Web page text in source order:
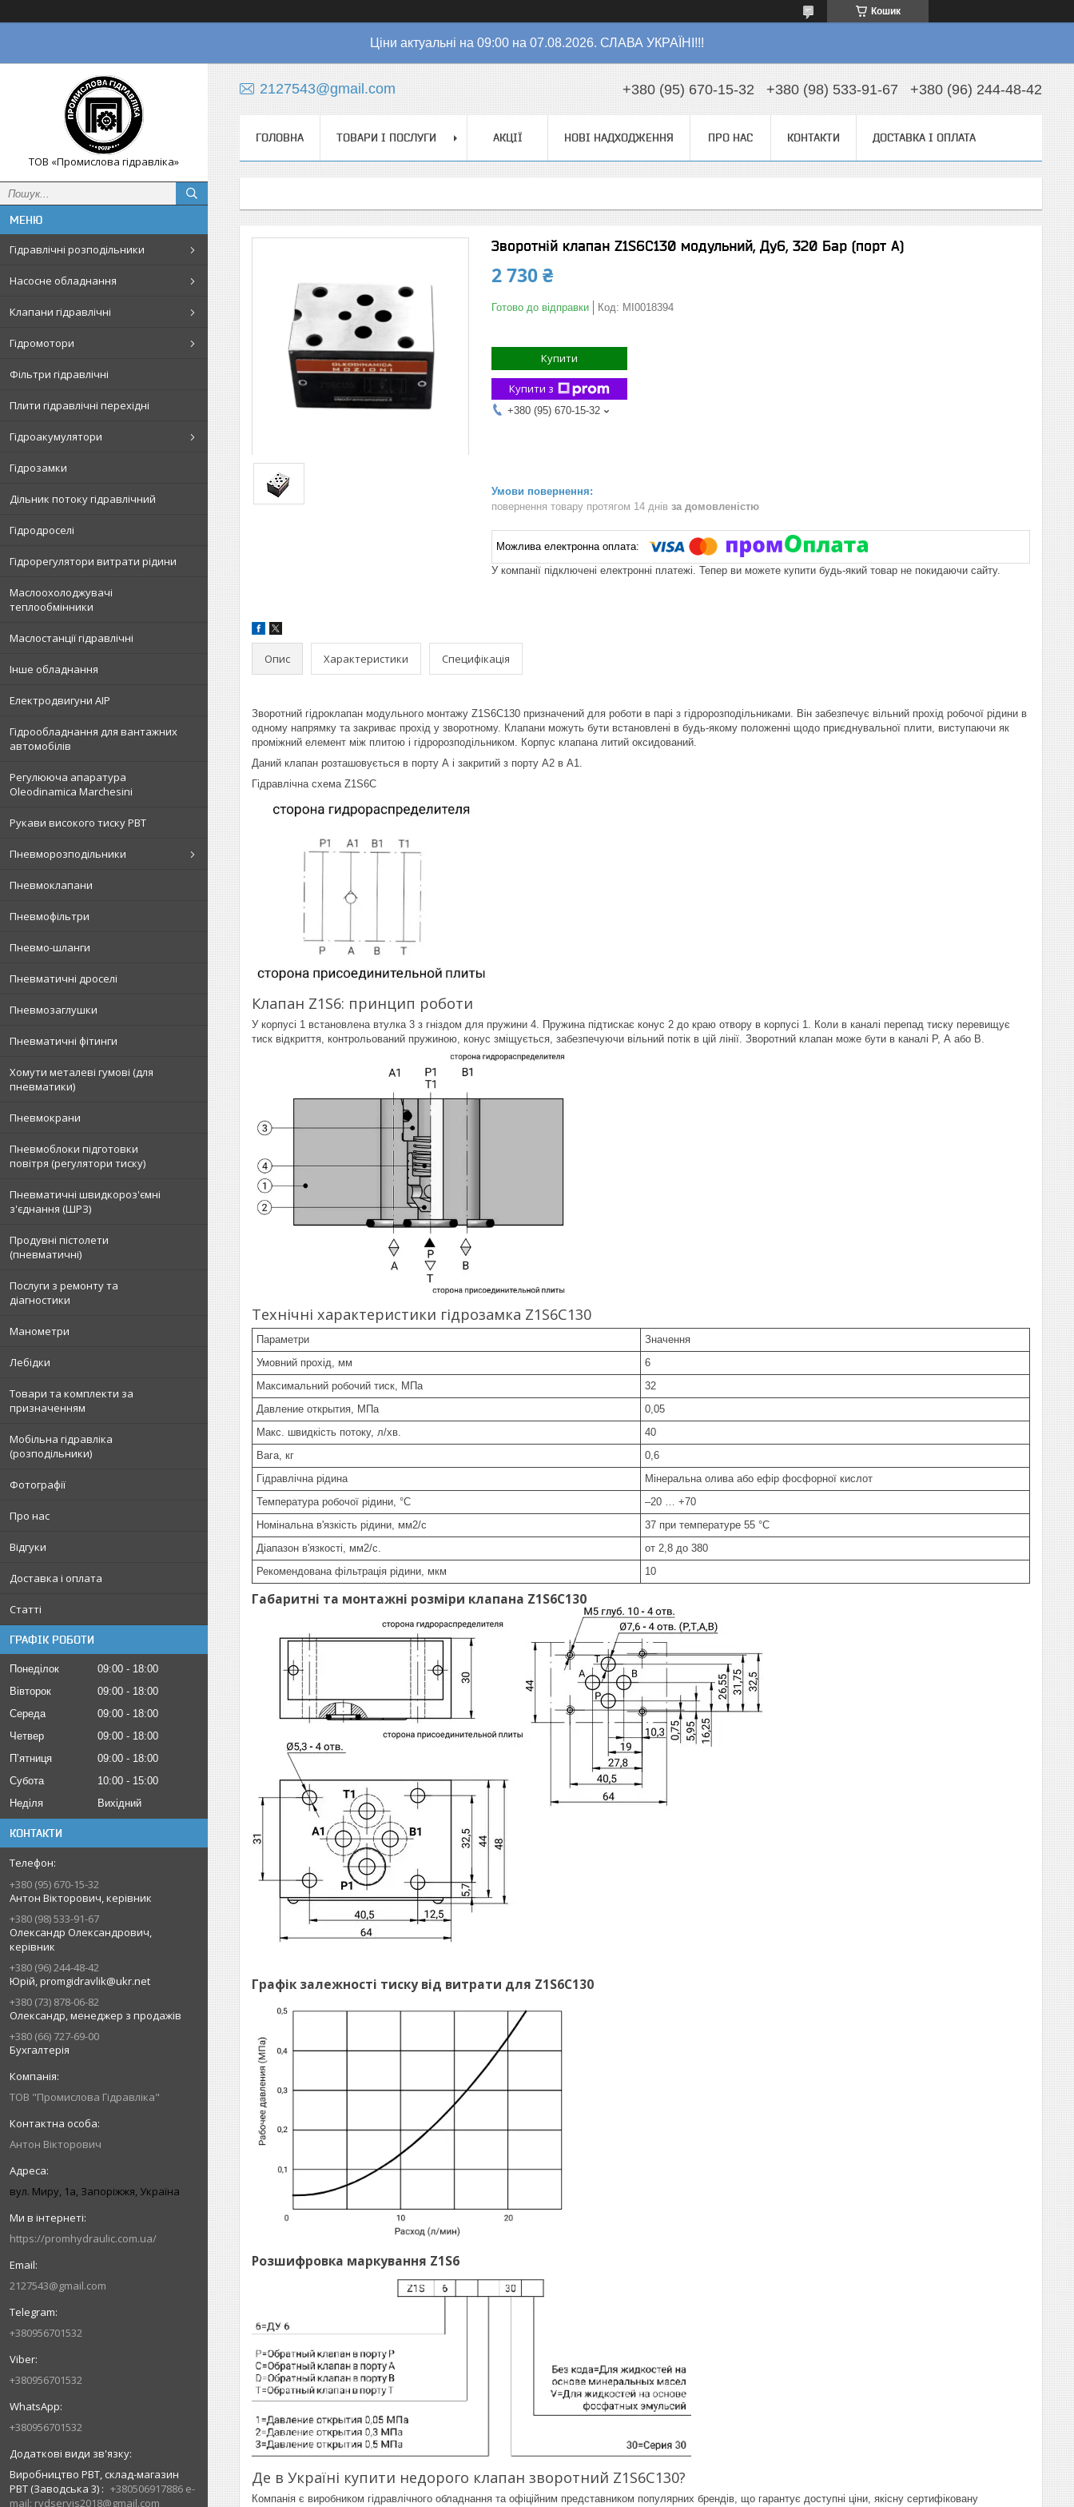
Кошик
Ціни актуальні на 09:00 на 07.08.2026. СЛАВА УКРАЇНІ!!!
ТОВ «Промислова гідравліка»
Гідравлічні розподільники
Насосне обладнання
Клапани гідравлічні
Гідромотори
Фільтри гідравлічні
Плити гідравлічні перехідні
Гідроакумулятори
Гідрозамки
Дільник потоку гідравлічний
Гідродроселі
Гідрорегулятори витрати рідини
Маслоохолоджувачі
теплообмінники
Маслостанції гідравлічні
Інше обладнання
Електродвигуни АІР
Гідрообладнання для вантажних
автомобілів
Регулююча апаратура
Oleodinamica Marchesini
Рукави високого тиску РВТ
Пневморозподільники
Пневмоклапани
Пневмофільтри
Пневмо-шланги
Пневматичні дроселі
Пневмозаглушки
Пневматичні фітинги
Хомути металеві гумові (для
пневматики)
Пневмокрани
Пневмоблоки підготовки
повітря (регулятори тиску)
Пневматичні швидкороз'ємні
з'єднання (ШРЗ)
Продувні пістолети
(пневматичні)
Послуги з ремонту та
діагностики
Манометри
Лебідки
Товари та комплекти за
призначенням
Мобільна гідравліка
(розподільники)
Фотографії
Про нас
Відгуки
Доставка і оплата
Статті
ГРАФІК РОБОТИ
Понеділок 09:00
18:00
Вівторок
09:00
18:00
Середа
09:00
18:00
Четвер
09:00
18:00
Пʼятниця
09:00
18:00
Субота
10:00
15:00
Неділя
Вихідний
КОНТАКТИ
+380 (95) 670-15-32
Антон Вікторович, керівник
+380 (98) 533-91-67
Олександр Олександрович,
керівник
+380 (96) 244-48-42
Юрій, promgidravlik@ukr.net
+380 (73) 878-06-82
Олександр, менеджер з продажів
+380 (66) 727-69-00
Бухгалтерія
ТОВ "Промислова Гідравліка"
Антон Вікторович
вул. Миру, 1а, Запоріжжя, Україна
https://promhydraulic.com.ua/
2127543@gmail.com
+380956701532
+380956701532
+380956701532
Виробництво РВТ, склад-магазин
РВТ (Заводська 3)
+380506917886 e-
mail: rvdservis2018@gmail.com
2127543@gmail.com +380 (95) 670-15-32 +380 (98) 533-91-67 +380 (96) 244-48-42
ГОЛОВНА ТОВАРИ І ПОСЛУГИ АКЦІЇ НОВІ НАДХОДЖЕННЯ ПРО НАС КОНТАКТИ ДОСТАВКА І ОПЛАТА
Зворотній клапан Z1S6C130 модульний, Ду6, 320 Бар (порт А)
2 730 ₴
Готово до відправки Код: MI0018394
Купити
Купити з
+380 (95) 670-15-32
повернення товару протягом 14 днів за домовленістю
У компанії підключені електронні платежі. Тепер ви можете купити будь-який товар не покидаючи сайту.
Опис Характеристики Специфікація
Зворотний гідроклапан модульного монтажу Z1S6C130 призначений для роботи в парі з гідророзподільниками. Він забезпечує вільний прохід робочої рідини в
одному напрямку та закриває прохід у зворотному. Клапани можуть бути встановлені в будь-якому положенні щодо приєднувальної плити, виступаючи як
проміжний елемент між плитою і гідророзподільником. Корпус клапана литий оксидований.
Даний клапан розташовується в порту А і закритий з порту А2 в А1.
Гідравлічна схема Z1S6C
Клапан Z1S6: принцип роботи
У корпусі 1 встановлена втулка 3 з гніздом для пружини 4. Пружина підтискає конус 2 до краю отвору в корпусі 1. Коли в каналі перепад тиску перевищує
тиск відкриття, контрольований пружиною, конус зміщується, забезпечуючи вільний потік в цій лінії. Зворотний клапан може бути в каналі Р, А або В.
Технічні характеристики гідрозамка Z1S6C130
Параметри
Значення
Умовний прохід, мм
6
Максимальний робочий тиск, МПа
32
Давление открытия, МПа
0,05
Макс. швидкість потоку, л/хв.
40
Вага, кг
0,6
Гідравлічна рідина
Мінеральна олива або ефір фосфорної кислот
Температура робочої рідини, °C
–20 … +70
Номінальна в'язкість рідини, мм2/с
37 при температуре 55 °C
Діапазон в'язкості, мм2/с.
от 2,8 до 380
Рекомендована фільтрація рідини, мкм
10
Габаритні та монтажні розміри клапана Z1S6C130
Графік залежності тиску від витрати для Z1S6C130
Розшифровка маркування Z1S6
Де в Україні купити недорого клапан зворотний Z1S6C130?
Компанія є виробником гідравлічного обладнання та офіційним представником популярних брендів, що гарантує доступні ціни, якісну сертифіковану